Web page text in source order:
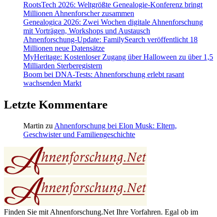
RootsTech 2026: Weltgrößte Genealogie-Konferenz bringt
Millionen Ahnenforscher zusammen
Genealogica 2026: Zwei Wochen digitale Ahnenforschung
mit Vorträgen, Workshops und Austausch
Ahnenforschung-Update: FamilySearch veröffentlicht 18
Millionen neue Datensätze
MyHeritage: Kostenloser Zugang über Halloween zu über 1,5
Milliarden Sterberegistern
Boom bei DNA-Tests: Ahnenforschung erlebt rasant
wachsenden Markt
Letzte Kommentare
Martin zu Ahnenforschung bei Elon Musk: Eltern,
Geschwister und Familiengeschichte
Finden Sie mit Ahnenforschung.Net Ihre Vorfahren. Egal ob im